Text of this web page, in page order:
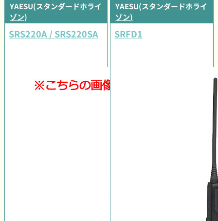
YAESU(スタンダードホライ
ゾン)
SRS220A / SRS220SA
YAESU(スタンダードホライ
ゾン)
SRFD1